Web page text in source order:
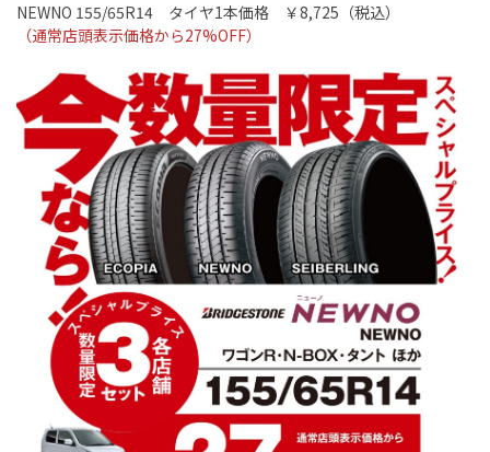
NEWNO 155/65R14 タイヤ1本価格 ￥8,725 （税込）
（通常店頭表示価格から27%OFF）